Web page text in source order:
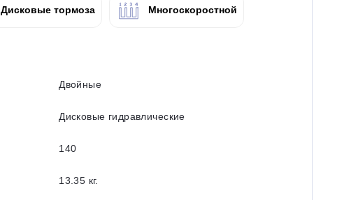
Дисковые тормоза Многоскоростной
Двойные
Дисковые гидравлические
140
13.35 кг.